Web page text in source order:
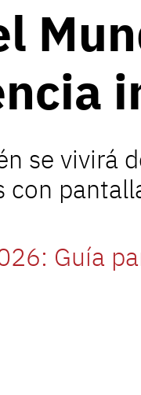
se vivirá
con
Guía